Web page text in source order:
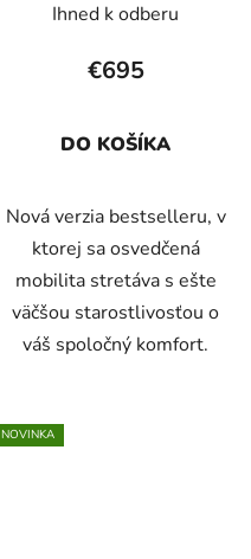
Ihned k odberu
€695
DO KOŠÍKA
Nová verzia bestselleru, v
ktorej sa osvedčená
mobilita stretáva s ešte
väčšou starostlivosťou o
váš spoločný komfort.
NOVINKA